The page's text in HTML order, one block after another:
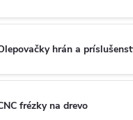
hrán a
frézky na drevo